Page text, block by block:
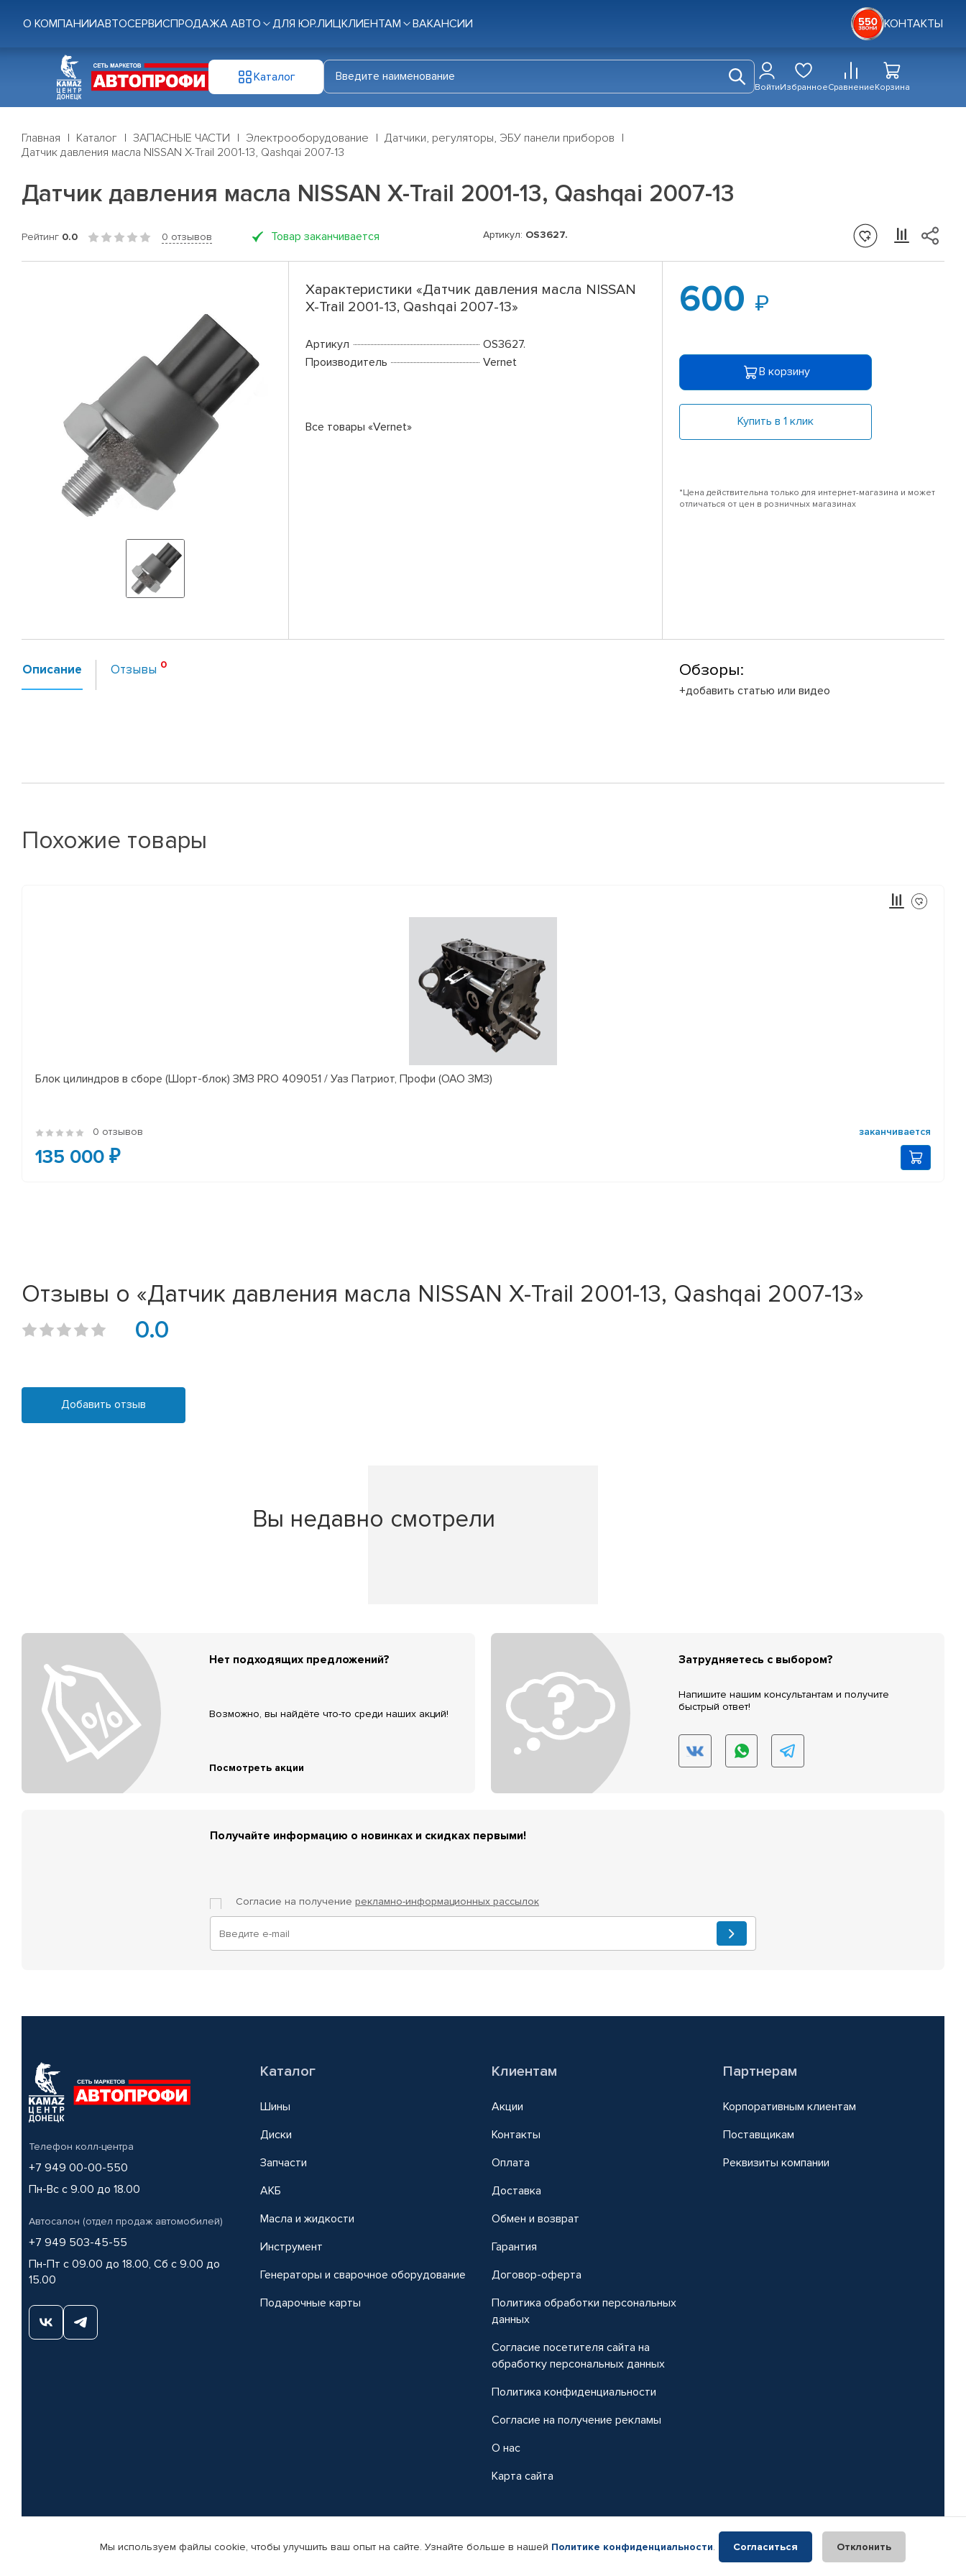
О КОМПАНИИАВТОСЕРВИСПРОДАЖА АВТО ДЛЯ ЮР.ЛИЦКЛИЕНТАМ ВАКАНСИИ КОНТАКТЫ
Каталог
ВойтиИзбранноеСравнениеКорзина
Главная Каталог ЗАПАСНЫЕ ЧАСТИ Электрооборудование
Датчики, регуляторы, ЭБУ панели приборов
Датчик давления масла NISSAN X-Trail 2001-13, Qashqai 2007-13
Датчик давления масла NISSAN X-Trail 2001-13, Qashqai 2007-13
Рейтинг 0.0 0 отзывов Товар заканчивается Артикул: OS3627.
Характеристики «Датчик давления масла NISSAN
X-Trail 2001-13, Qashqai 2007-13»
Артикул
OS3627.
Производитель
Vernet
Все товары «Vernet»
600
В корзину
Купить в 1 клик
*Цена действительна только для интернет-магазина и может
отличаться от цен в розничных магазинах
Описание Отзывы Обзоры:
+добавить статью или видео
Похожие товары
Блок цилиндров в сборе (Шорт-блок) ЗМЗ PRO 409051 / Уаз Патриот, Профи (ОАО ЗМЗ)
0 отзывов заканчивается
135 000 ₽
Отзывы о «Датчик давления масла NISSAN X-Trail 2001-13, Qashqai 2007-13»
0.0
Добавить отзыв
Вы недавно смотрели
Нет подходящих предложений?
Возможно, вы найдёте что-то среди наших акций!
Посмотреть акции
Затрудняетесь с выбором?
Напишите нашим консультантам и получите
быстрый ответ!
Получайте информацию о новинках и скидках первыми!
Согласие на получение рекламно-информационных рассылок
Телефон колл-центра
+7 949 00-00-550
Пн-Вс с 9.00 до 18.00
Автосалон (отдел продаж автомобилей)
+7 949 503-45-55
Пн-Пт с 09.00 до 18.00, Сб с 9.00 до
15.00
Каталог
Шины
Диски
Запчасти
АКБ
Масла и жидкости
Инструмент
Генераторы и сварочное оборудование
Подарочные карты
Клиентам
Акции
Контакты
Оплата
Доставка
Обмен и возврат
Гарантия
Договор-оферта
Политика обработки персональных
данных
Согласие посетителя сайта на
обработку персональных данных
Политика конфиденциальности
Согласие на получение рекламы
О нас
Карта сайта
Партнерам
Корпоративным клиентам
Поставщикам
Реквизиты компании
© КАМАЗ ЦЕНТР ДОНЕЦК, 2015-2026. Все права защищены. Интернет-магазин автомобильных товаров Автопрофи.
Мы используем файлы cookie, чтобы улучшить ваш опыт на сайте. Узнайте больше в нашей Политике конфиденциальности. Согласиться Отклонить